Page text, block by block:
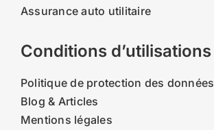
Assurance auto utilitaire
Conditions d’utilisations
Politique de protection des données
Blog & Articles
Mentions légales